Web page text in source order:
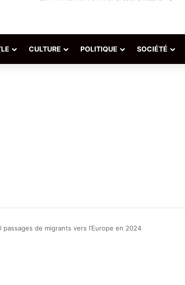
CULTURE POLITIQUE SOCIÉTÉ
de migrants vers l’Europe en 2024